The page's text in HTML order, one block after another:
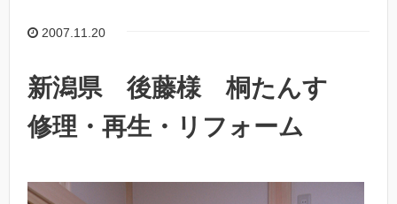
2007.11.20
新潟県 後藤様 桐たんす
修理・再生・リフォーム